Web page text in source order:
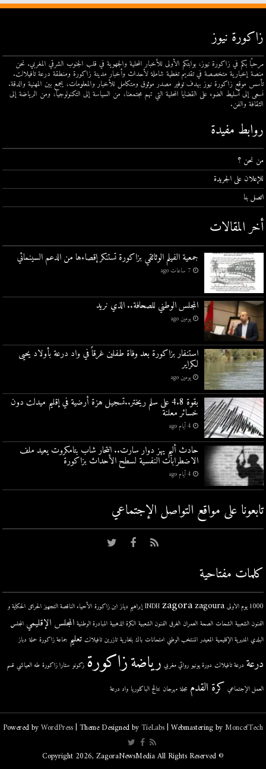
زاكورة نيوز
مرحبًا بكم في زاكورة نيوز، بوابتكم الأولى للأخبار المحلية والجهوية في قلب الجنوب الشرقي المغربي. نحن
منصة إخبارية متخصصة في تقديم تغطية شاملة لأحداث وأخبار مدينة زاكورة ومنطقة درعة تافيلالت.
تأسس موقع زاكورة نيوز بهدف توفير مصدر موثوق ومتكامل للأخبار والمعلومات، يجمع بين المهنية والدقة.
نسعى إلى تسليط الضوء على القضايا المحلية التي تهم مجتمعنا، من السياسة إلى التكنولوجيا، ومن الرياضة إلى
الثقافة والفن.
روابط مفيدة
من نحن ؟
للإعلان على الجريدة
اتصل بنا
أخر المقالات
جمعية الفيلم الوثائقي بزاكورة تستنكر إقصاءها من الدعم السينمائي
7 ساعات ago
المجلس الوطني للصحافة.. الذي نريد
يومين ago
استنفار بزاكورة بعد وفاة طفلين غرقاً في واد درعة بأولاد يحيى
لكراير
يومين ago
بقوة 4.8 على سلم ريختر..تسجيل هزة أرضية في إقليم ميدلت دون
خسائر معلنة
4 أيام ago
حادث أليم يهز دوار سارت.. انتحار شاب بتامكروت يعيد ملف
الاضطرابات النفسية لسطح الأحداث بزاكورة
4 أيام ago
تابعونا على مواقع التواصل اﻹجتماعي
كلمات مفتاحية
1000 يوم الاولى INDH zagora zagoura إبراهيم دياز ابن زاكورة الأحياء الناقصة التجهيز الحرائق الحكاية و
الفنون الشعبية الشحات الصحة العمران الغرق الفنون الشعبية الكرة الذهبية المبادرة الوطنية المجلس الإقليمي المجلس
البلدي المديرية الإقليمية المعيدر المنتخب الوطني امتحانات باك بلغارية تازرين تافيلالت تعليم جماعة زاكورة حملة دباز
درعة درعة تافيلالت دورة يونيو روائي مغربي رياضةزاكورة زكونو ستارا زاكورة طه العياشي قسم
العمل الإجتماعي كرة القدم مجلة مهرجان نتائج الباكلوريا واد درعة
Powered byWordPress| Theme Designed byTieLabs| Webmastering byMoncefTech
© Copyright 2026, ZagoraNewsMedia All Rights Reserved